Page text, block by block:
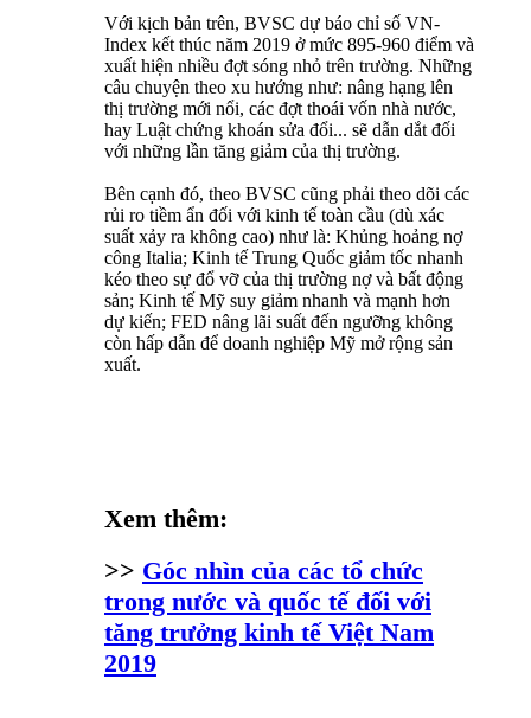
Với kịch bản trên, BVSC dự báo chỉ số VN-
Index kết thúc năm 2019 ở mức 895-960 điểm và
xuất hiện nhiều đợt sóng nhỏ trên trường. Những
câu chuyện theo xu hướng như: nâng hạng lên
thị trường mới nổi, các đợt thoái vốn nhà nước,
hay Luật chứng khoán sửa đổi... sẽ dẫn dắt đối
với những lần tăng giảm của thị trường.
Bên cạnh đó, theo BVSC cũng phải theo dõi các
rủi ro tiềm ẩn đối với kinh tế toàn cầu (dù xác
suất xảy ra không cao) như là: Khủng hoảng nợ
công Italia; Kinh tế Trung Quốc giảm tốc nhanh
kéo theo sự đổ vỡ của thị trường nợ và bất động
sản; Kinh tế Mỹ suy giảm nhanh và mạnh hơn
dự kiến; FED nâng lãi suất đến ngưỡng không
còn hấp dẫn để doanh nghiệp Mỹ mở rộng sản
xuất.
Xem thêm:
>> Góc nhìn của các tổ chức
trong nước và quốc tế đối với
tăng trưởng kinh tế Việt Nam
2019